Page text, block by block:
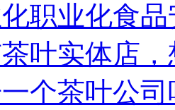
职业化食
叶实体店
个茶叶公司